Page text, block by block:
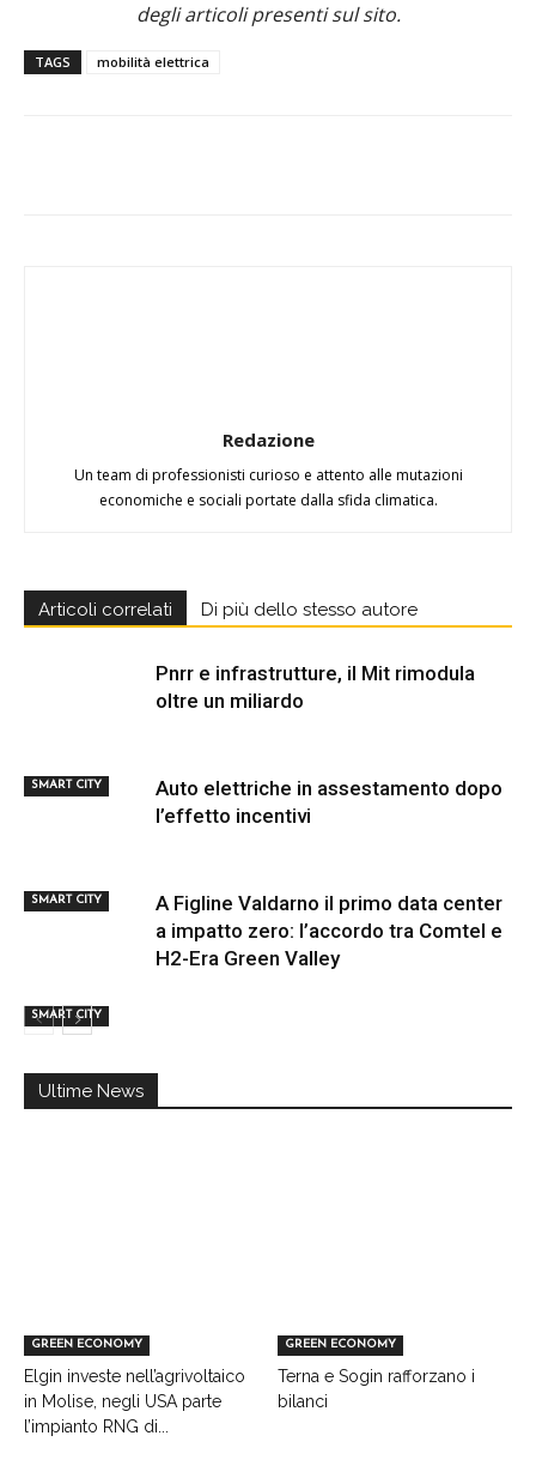
degli articoli presenti sul sito.
TAGS mobilità elettrica
Redazione
Un team di professionisti curioso e attento alle mutazioni
economiche e sociali portate dalla sfida climatica.
Articoli correlati Di più dello stesso autore
SMART CITY
Pnrr e infrastrutture, il Mit rimodula
oltre un miliardo
SMART CITY
Auto elettriche in assestamento dopo
l’effetto incentivi
SMART CITY
A Figline Valdarno il primo data center
a impatto zero: l’accordo tra Comtel e
H2-Era Green Valley
Ultime News
GREEN ECONOMY
Elgin investe nell’agrivoltaico
in Molise, negli USA parte
l’impianto RNG di...
GREEN ECONOMY
Terna e Sogin rafforzano i
bilanci